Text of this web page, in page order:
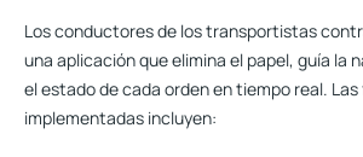
Los conductores de los transportistas
una aplicación que elimina el papel, guía la
el estado de cada orden en tiempo real.
implementadas incluyen: